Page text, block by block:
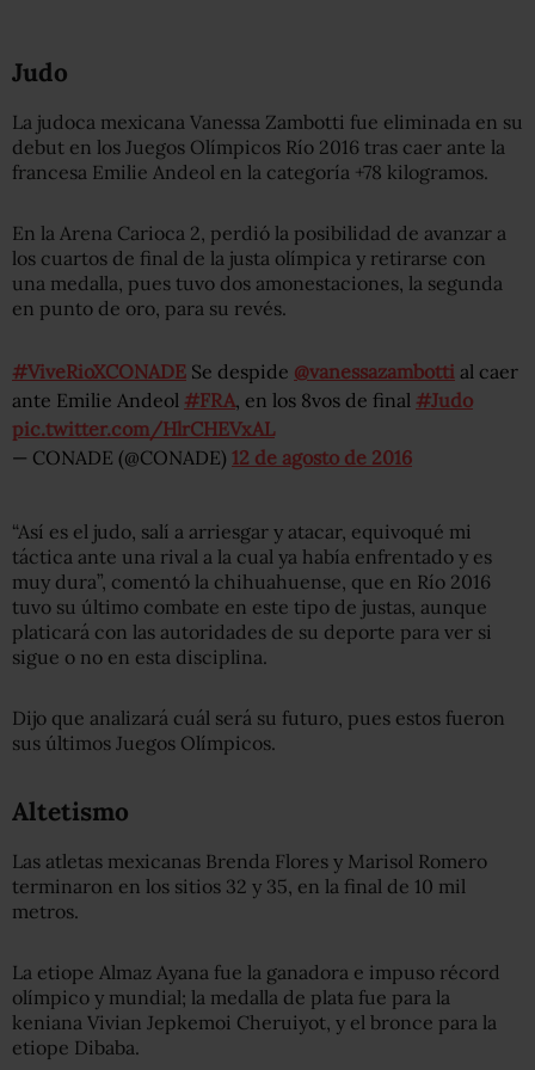
Judo
La judoca mexicana Vanessa Zambotti fue eliminada en su
debut en los Juegos Olímpicos Río 2016 tras caer ante la
francesa Emilie Andeol en la categoría +78 kilogramos.
En la Arena Carioca 2, perdió la posibilidad de avanzar a
los cuartos de final de la justa olímpica y retirarse con
una medalla, pues tuvo dos amonestaciones, la segunda
en punto de oro, para su revés.
#ViveRioXCONADE Se despide @vanessazambotti al caer
ante Emilie Andeol #FRA , en los 8vos de final #Judo
pic.twitter.com/HlrCHEVxAL
— CONADE (@CONADE) 12 de agosto de 2016
“Así es el judo, salí a arriesgar y atacar, equivoqué mi
táctica ante una rival a la cual ya había enfrentado y es
muy dura”, comentó la chihuahuense, que en Río 2016
tuvo su último combate en este tipo de justas, aunque
platicará con las autoridades de su deporte para ver si
sigue o no en esta disciplina.
Dijo que analizará cuál será su futuro, pues estos fueron
sus últimos Juegos Olímpicos.
Altetismo
Las atletas mexicanas Brenda Flores y Marisol Romero
terminaron en los sitios 32 y 35, en la final de 10 mil
metros.
La etiope Almaz Ayana fue la ganadora e impuso récord
olímpico y mundial; la medalla de plata fue para la
keniana Vivian Jepkemoi Cheruiyot, y el bronce para la
etiope Dibaba.